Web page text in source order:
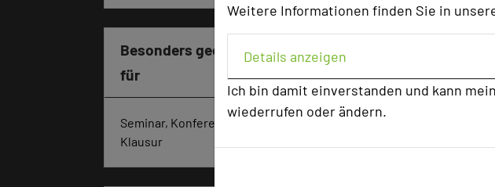
Weitere Informationen finden Sie in
Details anzeigen
Ich bin damit einverstanden und kann
wiederrufen oder ändern.
Besonders geeignet
für
Seminar, Konferenz,
Klausur